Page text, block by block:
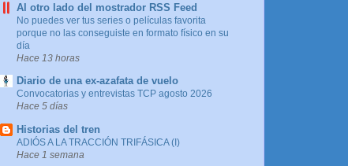
Al otro lado del mostrador RSS Feed
No puedes ver tus series o películas favorita
porque no las conseguiste en formato físico en su
día
Hace 13 horas
Diario de una ex-azafata de vuelo
Convocatorias y entrevistas TCP agosto 2026
Hace 5 días
Historias del tren
ADIÓS A LA TRACCIÓN TRIFÁSICA (I)
Hace 1 semana